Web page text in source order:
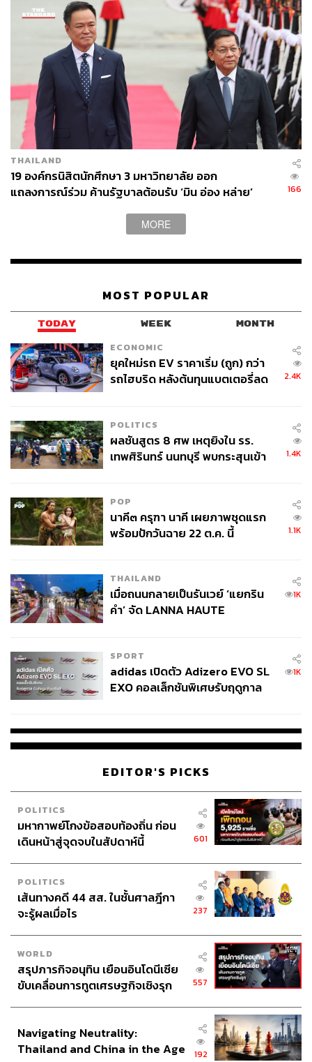
THAILAND
19 องค์กรนิสิตนักศึกษา 3 มหาวิทยาลัย ออก
แถลงการณ์ร่วม ค้านรัฐบาลต้อนรับ ‘มิน อ่อง หล่าย’
166
MORE
MOST POPULAR
TODAY WEEK MONTH
ECONOMIC
ยุคใหม่รถ EV ราคาเริ่ม (ถูก) กว่า
รถไฮบริด หลังต้นทุนแบตเตอรี่ลด
2.4K
POLITICS
ผลชันสูตร 8 ศพ เหตุยิงใน รร.
เทพศิรินทร์ นนทบุรี พบกระสุนเข้า
1.4K
POP
นาคี๓ ครุฑา นาคี เผยภาพชุดแรก
พร้อมปักวันฉาย 22 ต.ค. นี้
1.1K
THAILAND
เมื่อถนนกลายเป็นรันเวย์ ‘แยกริน
คำ’ จัด LANNA HAUTE
1K
SPORT
adidas เปิดตัว Adizero EVO SL
EXO คอลเล็กชันพิเศษรับฤดูกาล
1K
EDITOR'S PICKS
POLITICS
มหากาพย์โกงข้อสอบท้องถิ่น ก่อน
เดินหน้าสู่จุดจบในสัปดาห์นี้
601
POLITICS
เส้นทางคดี 44 สส. ในชั้นศาลฎีกา
จะรู้ผลเมื่อไร
237
WORLD
สรุปภารกิจอนุทิน เยือนอินโดนีเซีย
ขับเคลื่อนการทูตเศรษฐกิจเชิงรุก
557
Navigating Neutrality:
Thailand and China in the Age
192